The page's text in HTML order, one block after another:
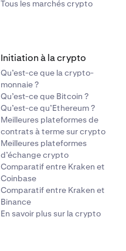
Tous les marchés crypto
Initiation à la crypto
Qu’est-ce que la crypto-
monnaie ?
Qu’est-ce que Bitcoin ?
Qu’est-ce qu’Ethereum ?
Meilleures plateformes de
contrats à terme sur crypto
Meilleures plateformes
d’échange crypto
Comparatif entre Kraken et
Coinbase
Comparatif entre Kraken et
Binance
En savoir plus sur la crypto